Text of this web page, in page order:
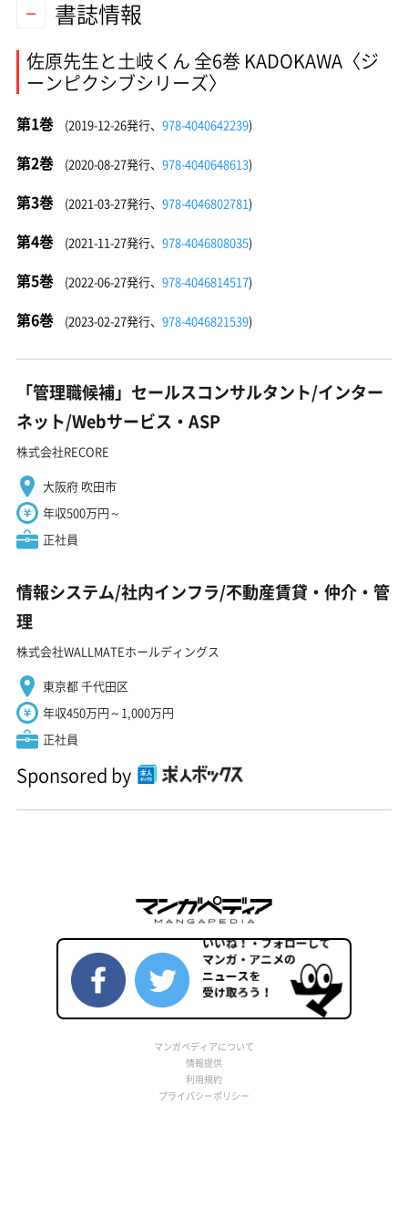
書誌情報
佐原先生と土岐くん 全6巻 KADOKAWA〈ジ
ーンピクシブシリーズ〉
第1巻 (2019-12-26発行、 978-4040642239)
第2巻 (2020-08-27発行、 978-4040648613)
第3巻 (2021-03-27発行、 978-4046802781)
第4巻 (2021-11-27発行、 978-4046808035)
第5巻 (2022-06-27発行、 978-4046814517)
第6巻 (2023-02-27発行、 978-4046821539)
「管理職候補」セールスコンサルタント/インター
ネット/Webサービス・ASP
株式会社RECORE
大阪府 吹田市
年収500万円～
正社員
情報システム/社内インフラ/不動産賃貸・仲介・管
理
株式会社WALLMATEホールディングス
東京都 千代田区
年収450万円～1,000万円
正社員
Sponsored by
マンガペディアについて
情報提供
利用規約
プライバシーポリシー